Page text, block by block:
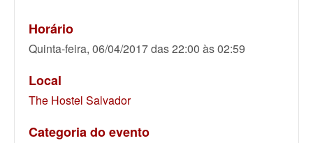
Horário
Quinta-feira, 06/04/2017 das 22:00 às 02:59
Local
The Hostel Salvador
Categoria do evento